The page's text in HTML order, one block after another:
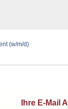
(w/m/d)
Ihre E-Mail